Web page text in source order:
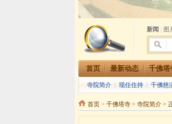
[法讯]
2014年七月大法会 祈
[法讯] 千佛塔寺云门佛学院女
新闻 图
首页 最新动态 千佛塔
寺院简介 现任住持 千佛慈
首页> 千佛塔寺> 寺院简介>